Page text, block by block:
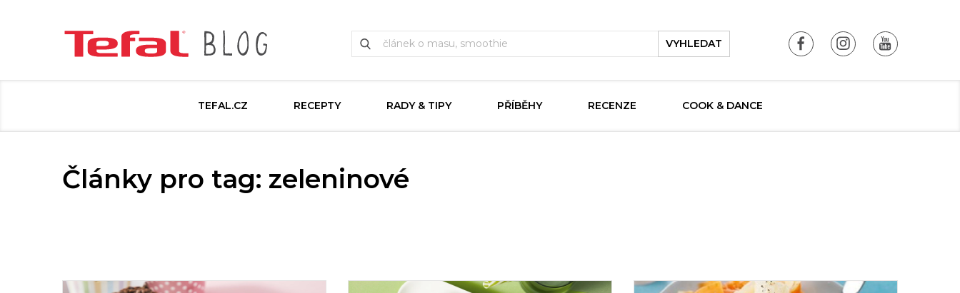
VYHLEDAT
TEFAL.CZ RECEPTY RADY & TIPY PŘÍBĚHY RECENZE COOK & DANCE
Články pro tag: zeleninové